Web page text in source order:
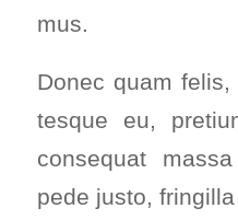
mus.
Donec quam
tes­que eu,
con­se­quat
pede jus­to,